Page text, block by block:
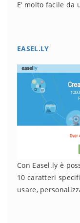
E’ molto facile da
EASEL.LY
Con Easel.ly è
10 caratteri
usare,